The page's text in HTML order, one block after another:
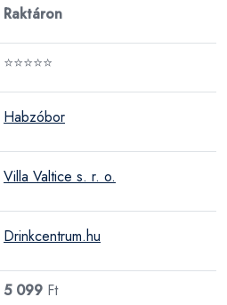
Raktáron
⭐⭐⭐⭐⭐
Habzóbor
Villa Valtice s. r. o.
Drinkcentrum.hu
5 099 Ft